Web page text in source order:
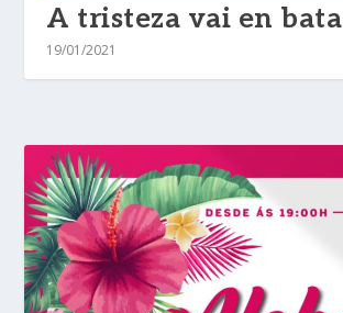
A tristeza vai en bata
19/01/2021